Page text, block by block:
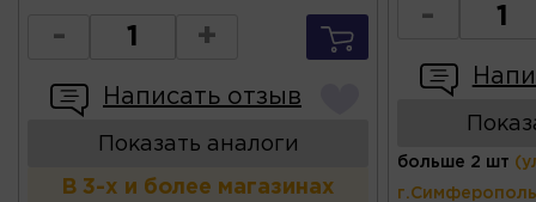
- +
Написать отзыв
Показать аналоги
В 3-х и более магазинах
-
больше 2 шт